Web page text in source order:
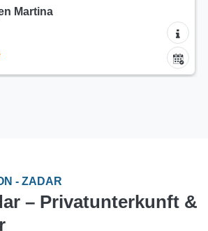
360 €pro
- ZADAR
– Privatunterkunft &